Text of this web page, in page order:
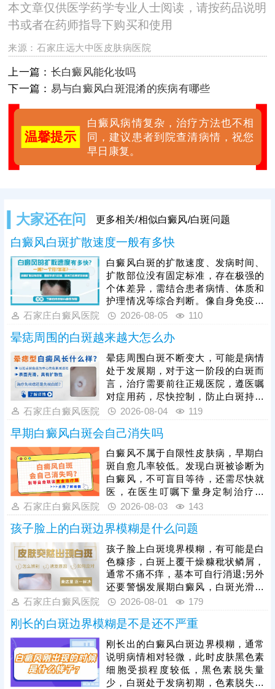
本文章仅供医学药学专业人士阅读，请按药品说明
书或者在药师指导下购买和使用
来源：石家庄远大中医皮肤病医院
上一篇： 长白癜风能化妆吗
下一篇： 易与白癜风白斑混淆的疾病有哪些
温馨提示
白癜风病情复杂，治疗方法也不相
同，建议患者到院查清病情，祝您
早日康复。
大家还在问 更多相关/相似白癜风/白斑问题
白癜风白斑扩散速度一般有多快
白癜风白斑的扩散速度、发病时间、
扩散部位没有固定标准，存在极强的
个体差异，需结合患者病情、体质和
护理情况等综合判断。像自身免疫紊
乱、精神压力大、外伤、熬夜等因
制病情，患者发病后需及时就医，根
据白癜风分型、分期开展科学对症治
疗，日常需做好皮肤护理，规避暴
晒、摩擦、外伤等诱因，保持规律作
息与良好心态，全方位降低白斑扩散
概率，稳定控制病情。
石家庄白癜风医院 2026-08-05 110
晕痣周围的白斑越来越大怎么办
晕痣周围白斑不断变大，可能是病情
处于发展期，对于这一阶段的白斑而
言，治疗需要前往正规医院，遵医嘱
对症用药，尽快控制，防止白斑持续
扩散。如果白斑扩散速度不是很快，
308激光，靶向性照射，治疗起效
快，安全性高。同时还应加强护理措
施，避免不良因素刺激，防治结合，
二者相辅相成，为白斑复色助力。
石家庄白癜风医院 2026-08-04 119
早期白癜风白斑会自己消失吗
白癜风不属于自限性皮肤病，早期白
斑自愈几率较低。发现白斑被诊断为
白癜风，不可盲目等待，还需尽快就
医，在医生叮嘱下量身定制治疗方
案，一人一方，个性化祛白，助力病
情好转。其次，早期白癜风可以照
光，如美国进口308准分子激光，促
进黑色素细胞恢复活性和正常功能，
令表皮黑色素再生，提升祛白速度。
治疗过程中还需加强护理，避免外界
不良因素刺激，稳定自身免疫，防治
结合，全面令病情好转。
石家庄白癜风医院 2026-08-03 143
孩子脸上的白斑边界模糊是什么问题
孩子脸上白斑境界模糊，有可能是白
色糠疹，白斑上覆干燥糠秕状鳞屑，
通常不痛不痒，基本可自行消退;另外
还要警惕发展期白癜风，白斑光滑平
坦，形状各异，白斑边缘模糊可能伴
情况。发现孩子脸上有白斑，建议先
做检查，分析白斑是什么，了解白斑
病情。诊断清楚再遵医嘱对症用药，
祛白效果更有保障。
石家庄白癜风医院 2026-08-01 179
刚长的白斑边界模糊是不是还不严重
刚长出的白癜风白斑边界模糊，通常
说明病情相对轻微，此时皮肤黑色素
细胞受损程度较低，黑色素脱失量
少，白斑处于发病初期，色素脱失尚